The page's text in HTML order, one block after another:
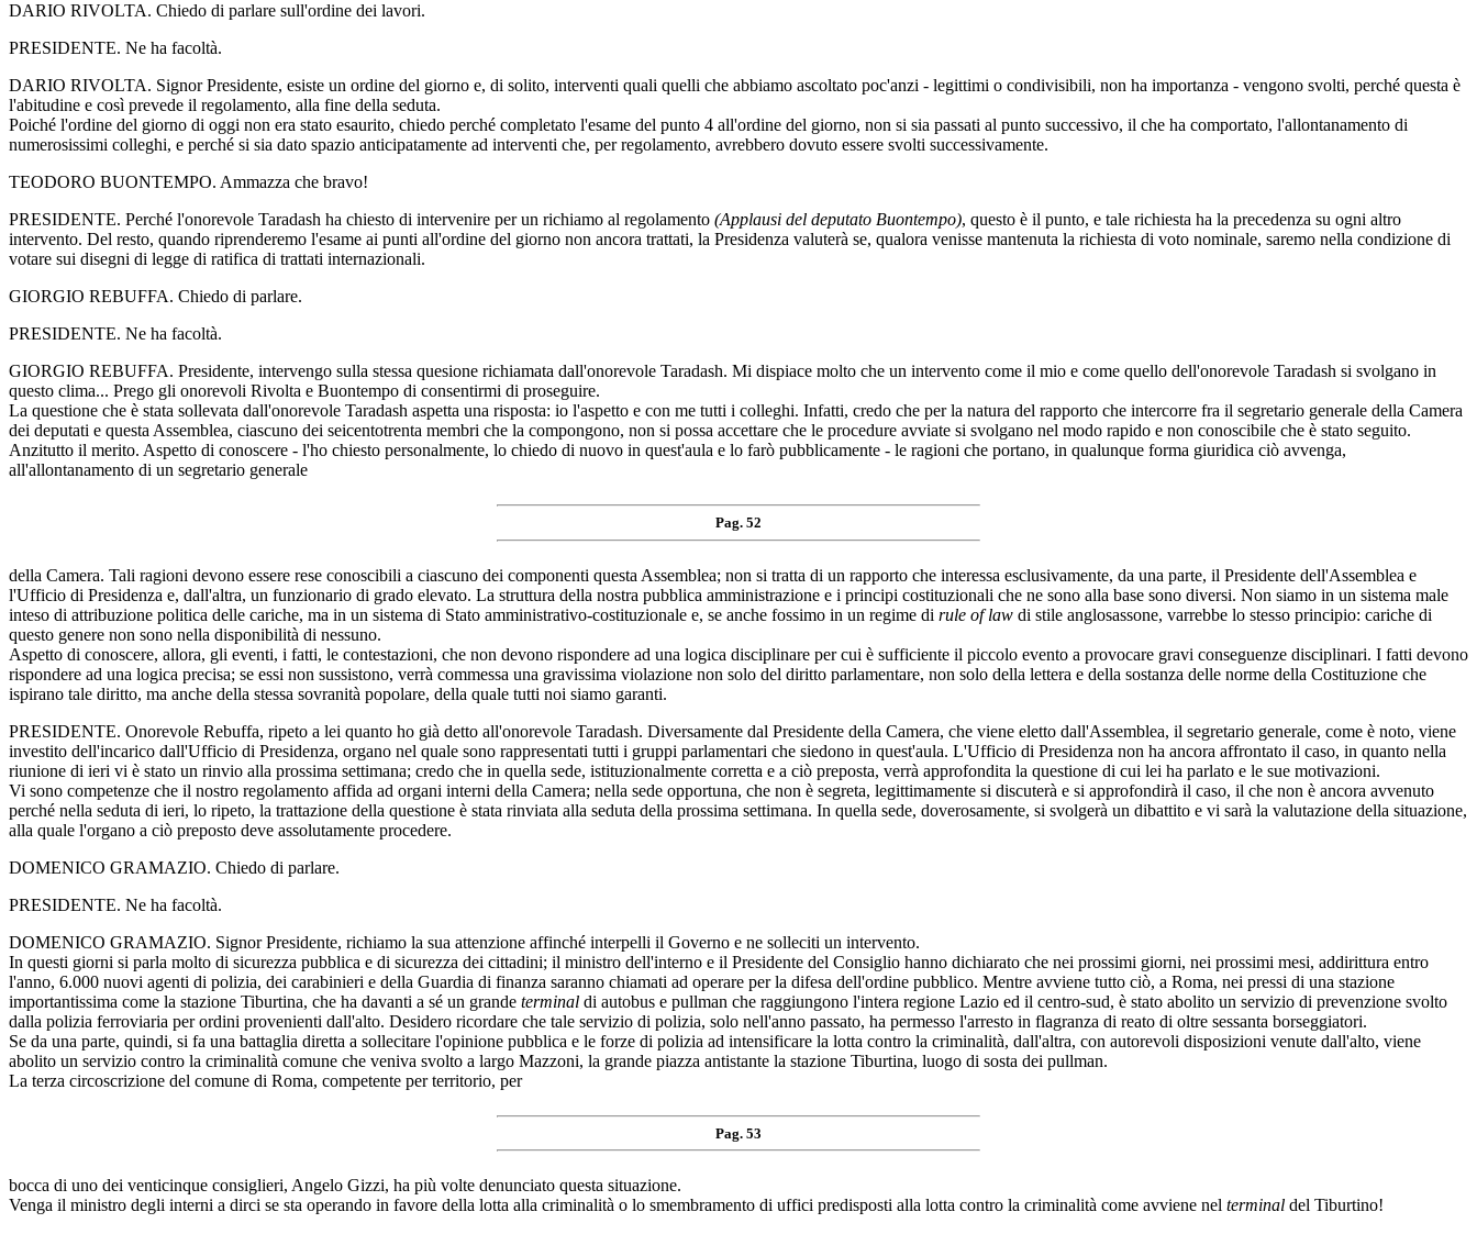
DARIO RIVOLTA. Chiedo di parlare sull'ordine dei lavori.
PRESIDENTE. Ne ha facoltà.
DARIO RIVOLTA. Signor Presidente, esiste un ordine del giorno e, di solito, interventi quali quelli che abbiamo ascoltato poc'anzi - legittimi o condivisibili, non ha importanza - vengono svolti, perché questa è
l'abitudine e così prevede il regolamento, alla fine della seduta.
Poiché l'ordine del giorno di oggi non era stato esaurito, chiedo perché completato l'esame del punto 4 all'ordine del giorno, non si sia passati al punto successivo, il che ha comportato, l'allontanamento di
numerosissimi colleghi, e perché si sia dato spazio anticipatamente ad interventi che, per regolamento, avrebbero dovuto essere svolti successivamente.
TEODORO BUONTEMPO. Ammazza che bravo!
PRESIDENTE. Perché l'onorevole Taradash ha chiesto di intervenire per un richiamo al regolamento (Applausi del deputato Buontempo), questo è il punto, e tale richiesta ha la precedenza su ogni altro
intervento. Del resto, quando riprenderemo l'esame ai punti all'ordine del giorno non ancora trattati, la Presidenza valuterà se, qualora venisse mantenuta la richiesta di voto nominale, saremo nella condizione di
votare sui disegni di legge di ratifica di trattati internazionali.
GIORGIO REBUFFA. Chiedo di parlare.
PRESIDENTE. Ne ha facoltà.
GIORGIO REBUFFA. Presidente, intervengo sulla stessa quesione richiamata dall'onorevole Taradash. Mi dispiace molto che un intervento come il mio e come quello dell'onorevole Taradash si svolgano in
questo clima... Prego gli onorevoli Rivolta e Buontempo di consentirmi di proseguire.
La questione che è stata sollevata dall'onorevole Taradash aspetta una risposta: io l'aspetto e con me tutti i colleghi. Infatti, credo che per la natura del rapporto che intercorre fra il segretario generale della Camera
dei deputati e questa Assemblea, ciascuno dei seicentotrenta membri che la compongono, non si possa accettare che le procedure avviate si svolgano nel modo rapido e non conoscibile che è stato seguito.
Anzitutto il merito. Aspetto di conoscere - l'ho chiesto personalmente, lo chiedo di nuovo in quest'aula e lo farò pubblicamente - le ragioni che portano, in qualunque forma giuridica ciò avvenga,
all'allontanamento di un segretario generale
Pag. 52
della Camera. Tali ragioni devono essere rese conoscibili a ciascuno dei componenti questa Assemblea; non si tratta di un rapporto che interessa esclusivamente, da una parte, il Presidente dell'Assemblea e
l'Ufficio di Presidenza e, dall'altra, un funzionario di grado elevato. La struttura della nostra pubblica amministrazione e i principi costituzionali che ne sono alla base sono diversi. Non siamo in un sistema male
inteso di attribuzione politica delle cariche, ma in un sistema di Stato amministrativo-costituzionale e, se anche fossimo in un regime di rule of law di stile anglosassone, varrebbe lo stesso principio: cariche di
questo genere non sono nella disponibilità di nessuno.
Aspetto di conoscere, allora, gli eventi, i fatti, le contestazioni, che non devono rispondere ad una logica disciplinare per cui è sufficiente il piccolo evento a provocare gravi conseguenze disciplinari. I fatti devono
rispondere ad una logica precisa; se essi non sussistono, verrà commessa una gravissima violazione non solo del diritto parlamentare, non solo della lettera e della sostanza delle norme della Costituzione che
ispirano tale diritto, ma anche della stessa sovranità popolare, della quale tutti noi siamo garanti.
PRESIDENTE. Onorevole Rebuffa, ripeto a lei quanto ho già detto all'onorevole Taradash. Diversamente dal Presidente della Camera, che viene eletto dall'Assemblea, il segretario generale, come è noto, viene
investito dell'incarico dall'Ufficio di Presidenza, organo nel quale sono rappresentati tutti i gruppi parlamentari che siedono in quest'aula. L'Ufficio di Presidenza non ha ancora affrontato il caso, in quanto nella
riunione di ieri vi è stato un rinvio alla prossima settimana; credo che in quella sede, istituzionalmente corretta e a ciò preposta, verrà approfondita la questione di cui lei ha parlato e le sue motivazioni.
Vi sono competenze che il nostro regolamento affida ad organi interni della Camera; nella sede opportuna, che non è segreta, legittimamente si discuterà e si approfondirà il caso, il che non è ancora avvenuto
perché nella seduta di ieri, lo ripeto, la trattazione della questione è stata rinviata alla seduta della prossima settimana. In quella sede, doverosamente, si svolgerà un dibattito e vi sarà la valutazione della situazione,
alla quale l'organo a ciò preposto deve assolutamente procedere.
DOMENICO GRAMAZIO. Chiedo di parlare.
PRESIDENTE. Ne ha facoltà.
DOMENICO GRAMAZIO. Signor Presidente, richiamo la sua attenzione affinché interpelli il Governo e ne solleciti un intervento.
In questi giorni si parla molto di sicurezza pubblica e di sicurezza dei cittadini; il ministro dell'interno e il Presidente del Consiglio hanno dichiarato che nei prossimi giorni, nei prossimi mesi, addirittura entro
l'anno, 6.000 nuovi agenti di polizia, dei carabinieri e della Guardia di finanza saranno chiamati ad operare per la difesa dell'ordine pubblico. Mentre avviene tutto ciò, a Roma, nei pressi di una stazione
importantissima come la stazione Tiburtina, che ha davanti a sé un grande terminal di autobus e pullman che raggiungono l'intera regione Lazio ed il centro-sud, è stato abolito un servizio di prevenzione svolto
dalla polizia ferroviaria per ordini provenienti dall'alto. Desidero ricordare che tale servizio di polizia, solo nell'anno passato, ha permesso l'arresto in flagranza di reato di oltre sessanta borseggiatori.
Se da una parte, quindi, si fa una battaglia diretta a sollecitare l'opinione pubblica e le forze di polizia ad intensificare la lotta contro la criminalità, dall'altra, con autorevoli disposizioni venute dall'alto, viene
abolito un servizio contro la criminalità comune che veniva svolto a largo Mazzoni, la grande piazza antistante la stazione Tiburtina, luogo di sosta dei pullman.
La terza circoscrizione del comune di Roma, competente per territorio, per
Pag. 53
bocca di uno dei venticinque consiglieri, Angelo Gizzi, ha più volte denunciato questa situazione.
Venga il ministro degli interni a dirci se sta operando in favore della lotta alla criminalità o lo smembramento di uffici predisposti alla lotta contro la criminalità come avviene nel terminal del Tiburtino!